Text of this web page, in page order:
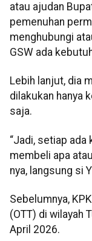
atau ajudan
pemenuhan
menghubungi
GSW ada
Lebih lanjut, dia
dilakukan hanya
saja.
“Jadi, setiap ada
membeli apa
nya, langsung si
Sebelumnya,
(OTT) di wilayah
April 2026.